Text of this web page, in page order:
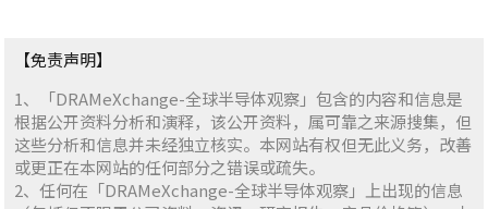
【免责声明】
1、「DRAMeXchange-全球半导体观察」包含的内容和信息是
根据公开资料分析和演释，该公开资料，属可靠之来源搜集，但
这些分析和信息并未经独立核实。本网站有权但无此义务，改善
或更正在本网站的任何部分之错误或疏失。
2、任何在「DRAMeXchange-全球半导体观察」上出现的信息